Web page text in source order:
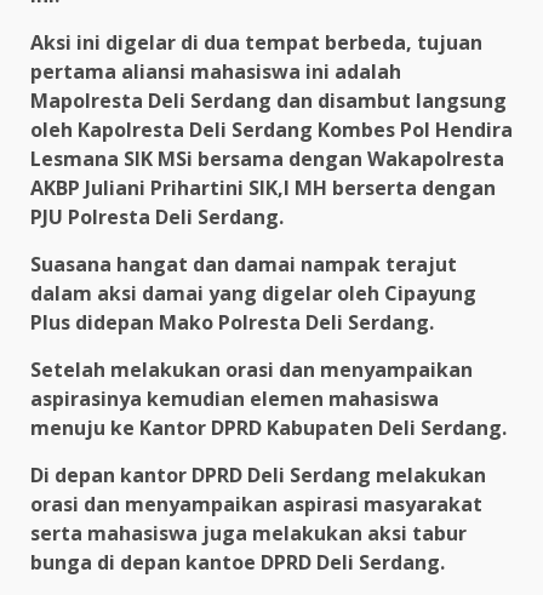
Aksi ini digelar di dua tempat berbeda, tujuan
pertama aliansi mahasiswa ini adalah
Mapolresta Deli Serdang dan disambut langsung
oleh Kapolresta Deli Serdang Kombes Pol Hendira
Lesmana SIK MSi bersama dengan Wakapolresta
AKBP Juliani Prihartini SIK,l MH berserta dengan
PJU Polresta Deli Serdang.
Suasana hangat dan damai nampak terajut
dalam aksi damai yang digelar oleh Cipayung
Plus didepan Mako Polresta Deli Serdang.
Setelah melakukan orasi dan menyampaikan
aspirasinya kemudian elemen mahasiswa
menuju ke Kantor DPRD Kabupaten Deli Serdang.
Di depan kantor DPRD Deli Serdang melakukan
orasi dan menyampaikan aspirasi masyarakat
serta mahasiswa juga melakukan aksi tabur
bunga di depan kantoe DPRD Deli Serdang.